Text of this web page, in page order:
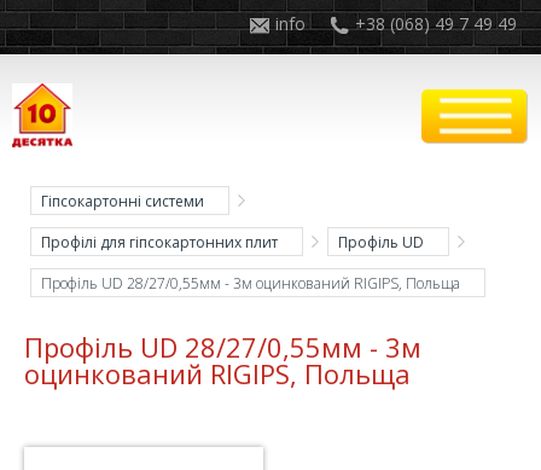
+38 (068) 49 7 49 49
info
Гіпсокартонні системи
Профілі для гіпсокартонних плит
Профіль UD
Профіль UD 28/27/0,55мм - 3м оцинкований RIGIPS, Польща
Профіль UD 28/27/0,55мм - 3м
оцинкований RIGIPS, Польща